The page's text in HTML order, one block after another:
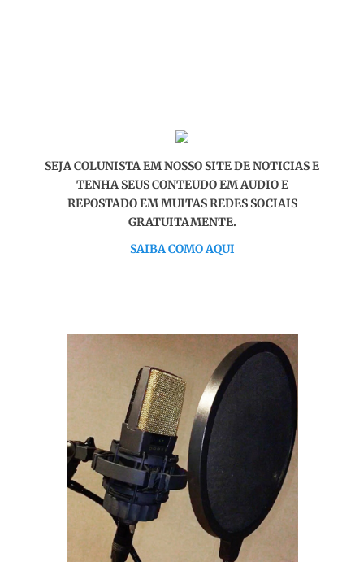
SEJA COLUNISTA EM NOSSO SITE DE NOTICIAS E
TENHA SEUS CONTEUDO EM AUDIO E
REPOSTADO EM MUITAS REDES SOCIAIS
GRATUITAMENTE.
SAIBA COMO AQUI